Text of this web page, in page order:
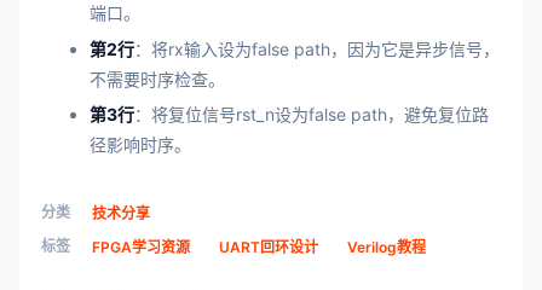
端口。
第2行：将rx输入设为false path，因为它是异步信号，
不需要时序检查。
第3行：将复位信号rst_n设为false path，避免复位路
径影响时序。
分类
技术分享
标签
FPGA学习资源 UART回环设计 Verilog教程